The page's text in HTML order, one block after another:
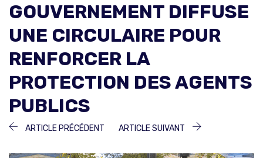
GOUVERNEMENT DIFFUSE
UNE CIRCULAIRE POUR
RENFORCER LA
PROTECTION DES AGENTS
PUBLICS
NAVIGATION
ARTICLE PRÉCÉDENT ARTICLE
ARTICLE SUIVANT
ARTICLE